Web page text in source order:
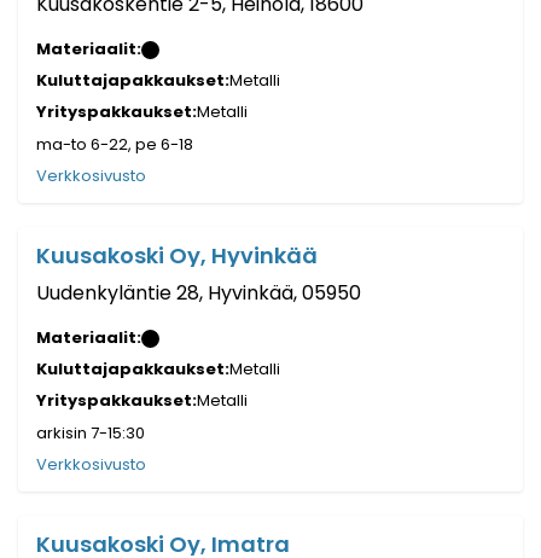
Materiaalit:
Kuluttajapakkaukset:Metalli
Yrityspakkaukset:Metalli
ma-to 6-22, pe 6-18
Verkkosivusto
Kuusakoski Oy, Hyvinkää
Uudenkyläntie 28, Hyvinkää, 05950
Materiaalit:
Kuluttajapakkaukset:Metalli
Yrityspakkaukset:Metalli
arkisin 7-15:30
Verkkosivusto
Kuusakoski Oy, Imatra